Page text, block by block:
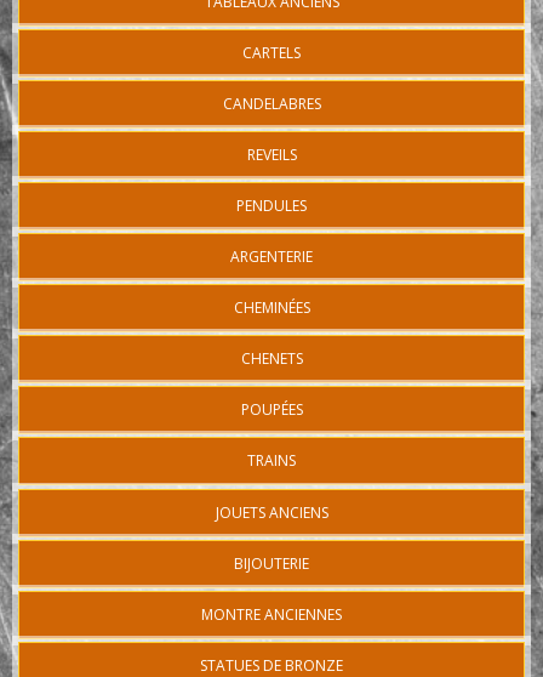
CARTELS
CANDELABRES
REVEILS
PENDULES
ARGENTERIE
CHEMINÉES
CHENETS
POUPÉES
TRAINS
JOUETS ANCIENS
BIJOUTERIE
MONTRE ANCIENNES
STATUES DE BRONZE